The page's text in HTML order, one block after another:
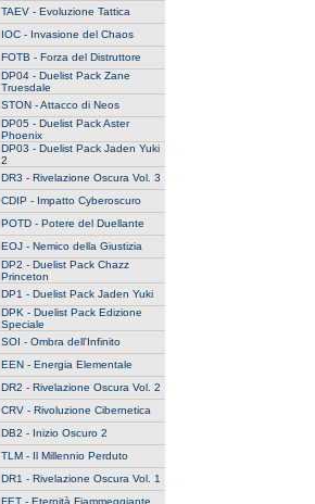
TAEV - Evoluzione Tattica
IOC - Invasione del Chaos
FOTB - Forza del Distruttore
DP04 - Duelist Pack Zane
Truesdale
STON - Attacco di Neos
DP05 - Duelist Pack Aster
Phoenix
DP03 - Duelist Pack Jaden Yuki
2
DR3 - Rivelazione Oscura Vol. 3
CDIP - Impatto Cyberoscuro
POTD - Potere del Duellante
EOJ - Nemico della Giustizia
DP2 - Duelist Pack Chazz
Princeton
DP1 - Duelist Pack Jaden Yuki
DPK - Duelist Pack Edizione
Speciale
SOI - Ombra dell'Infinito
EEN - Energia Elementale
DR2 - Rivelazione Oscura Vol. 2
CRV - Rivoluzione Cibernetica
DB2 - Inizio Oscuro 2
TLM - Il Millennio Perduto
DR1 - Rivelazione Oscura Vol. 1
FET - Eternità Fiammeggiante